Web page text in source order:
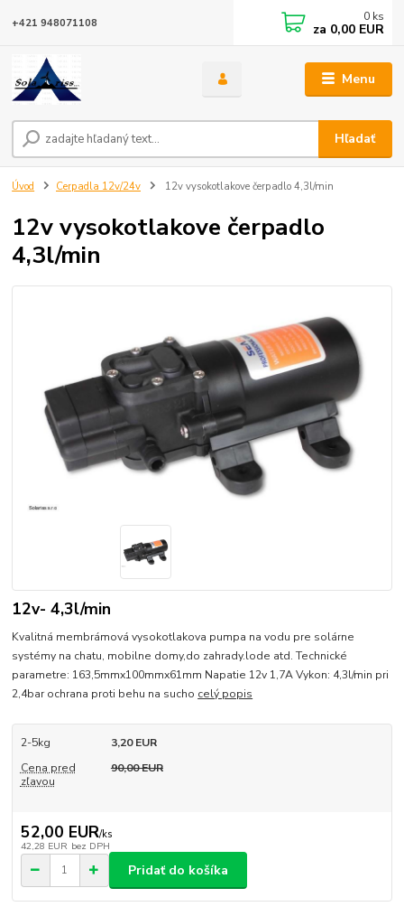
Menu
Hľadať
+421 948071108 0 ks
za 0,00 EUR
Úvod Cerpadla 12v/24v 12v vysokotlakove čerpadlo 4,3l/min
12v vysokotlakove čerpadlo
4,3l/min
12v- 4,3l/min
Kvalitná membrámová vysokotlakova pumpa na vodu pre solárne
systémy na chatu, mobilne domy,do zahrady.lode atd. Technické
parametre: 163,5mmx100mmx61mm Napatie 12v 1,7A Vykon: 4,3l/min pri
2,4bar ochrana proti behu na sucho celý popis
2-5kg
3,20 EUR
Cena pred
zľavou
90,00 EUR
52,00 EUR/ks
42,28 EUR bez DPH
Pridať do košíka